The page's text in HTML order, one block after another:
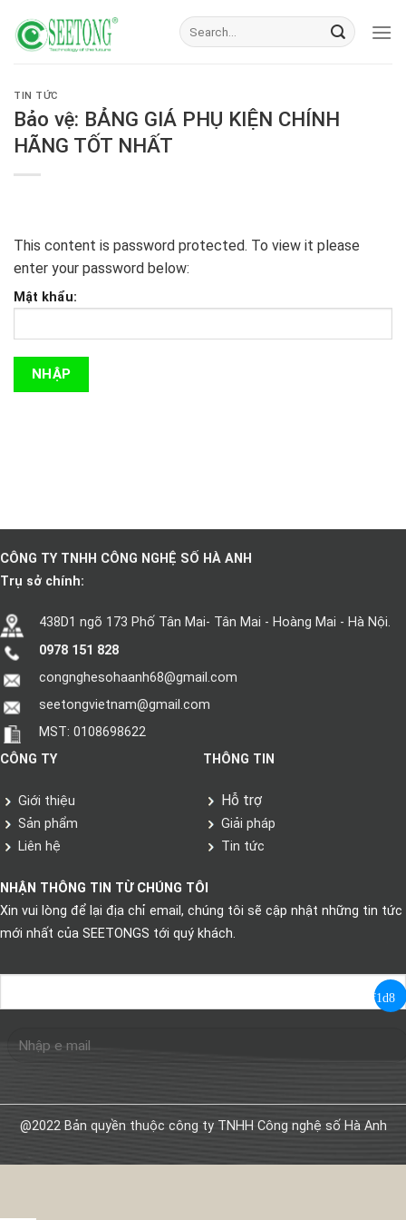
content
TIN TỨC
Bảo vệ: BẢNG GIÁ PHỤ KIỆN CHÍNH
HÃNG TỐT NHẤT
This content is password protected. To view it please
enter your password below:
Mật khẩu:
CÔNG TY TNHH CÔNG NGHỆ SỐ HÀ ANH
Trụ sở chính:
438D1 ngõ 173 Phố Tân Mai- Tân Mai - Hoàng Mai - Hà Nội.
0978 151 828
congnghesohaanh68@gmail.com
seetongvietnam@gmail.com
MST: 0108698622
CÔNG TY
Giới thiệu
Sản phẩm
Liên hệ
THÔNG TIN
Hỗ trợ
Giải pháp
Tin tức
NHẬN THÔNG TIN TỪ CHÚNG TÔI
Xin vui lòng để lại địa chỉ email, chúng tôi sẽ cập nhật những tin tức
mới nhất của SEETONGS tới quý khách.
@2022 Bản quyền thuộc công ty TNHH Công nghệ số Hà Anh